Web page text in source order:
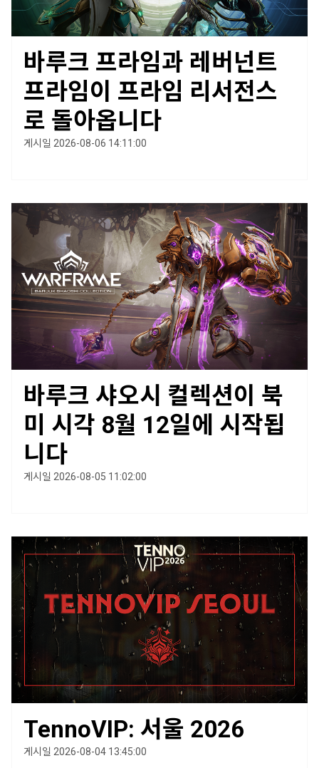
바루크 프라임과 레버넌트
프라임이 프라임 리서전스
로 돌아옵니다
게시일 2026-08-06 14:11:00
바루크 샤오시 컬렉션이 북
미 시각 8월 12일에 시작됩
니다
게시일 2026-08-05 11:02:00
TennoVIP: 서울 2026
게시일 2026-08-04 13:45:00